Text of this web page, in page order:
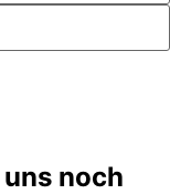
noch